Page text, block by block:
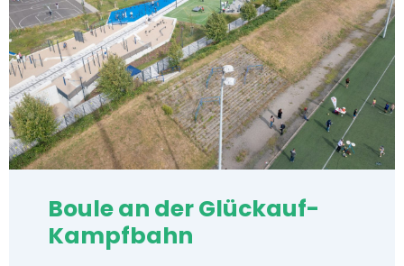
Boule an der Glückauf-
Kampfbahn